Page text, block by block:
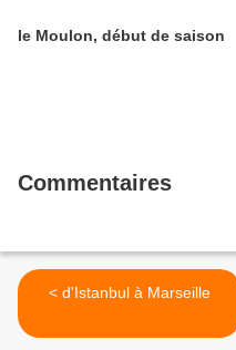
le Moulon, début de saison
Commentaires
< d'Istanbul à Marseille